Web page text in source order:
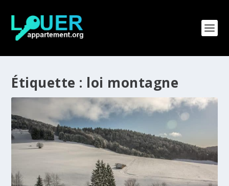
Étiquette : loi montagne